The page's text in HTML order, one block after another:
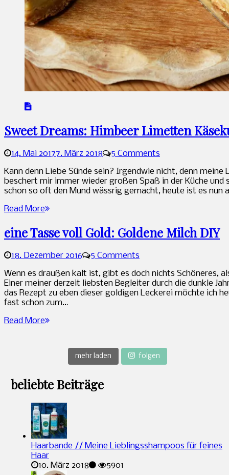
Sweet Dreams: Himbeer Limetten
14. Mai 20177. März 2018
5 Comments
Kann denn Liebe Sünde sein? Irgendwie nicht, denn
beschert mir immer wieder großen Spaß in der Küche
schon so oft den Mund wässrig gemacht, heute ist es nun
Read More
eine Tasse voll Gold: Goldene Milch DIY
18. Dezember 2016
5 Comments
Wenn es draußen kalt ist, gibt es doch nichts Schöneres,
Einer meiner derzeit liebsten Begleiter durch die dunkle
das Rezept zu eben dieser goldigen Leckerei möchte ich
fast schon zum…
Read More
mehr laden folgen
beliebte Beiträge
Haarbande // Meine Lieblingsshampoos für feines
Haar
10. März 2018
5901